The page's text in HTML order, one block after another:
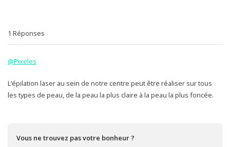
1 Réponses
@Pixeles
L’épilation laser au sein de notre centre peut être réaliser sur tous
les types de peau, de la peau la plus claire à la peau la plus foncée.
Vous ne trouvez pas votre bonheur ?